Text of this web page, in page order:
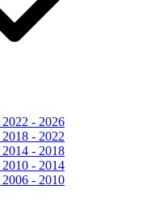
- 2026
- 2022
- 2018
- 2014
- 2010